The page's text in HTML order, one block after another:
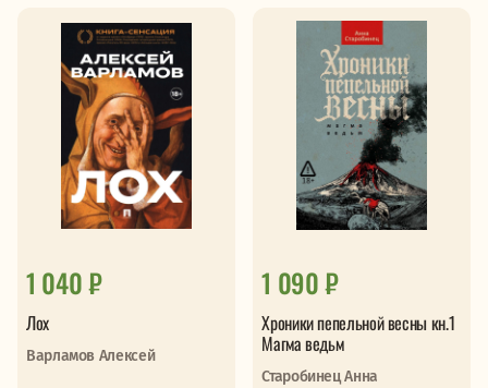
1 040 ₽
Лох
Варламов Алексей
1 090 ₽
Хроники пепельной весны кн.1
Магма ведьм
Старобинец Анна